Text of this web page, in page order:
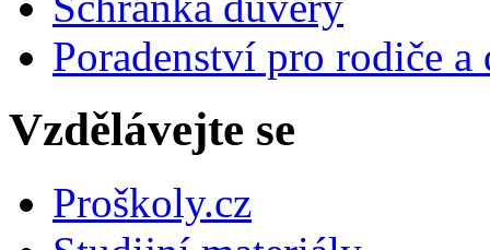
Poradenství pro rodiče
Vzdělávejte se
Proškoly.cz